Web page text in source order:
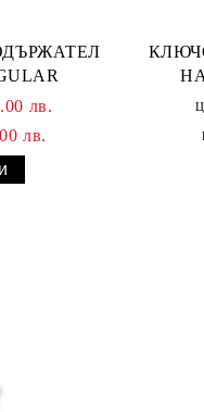
лв.
лв.